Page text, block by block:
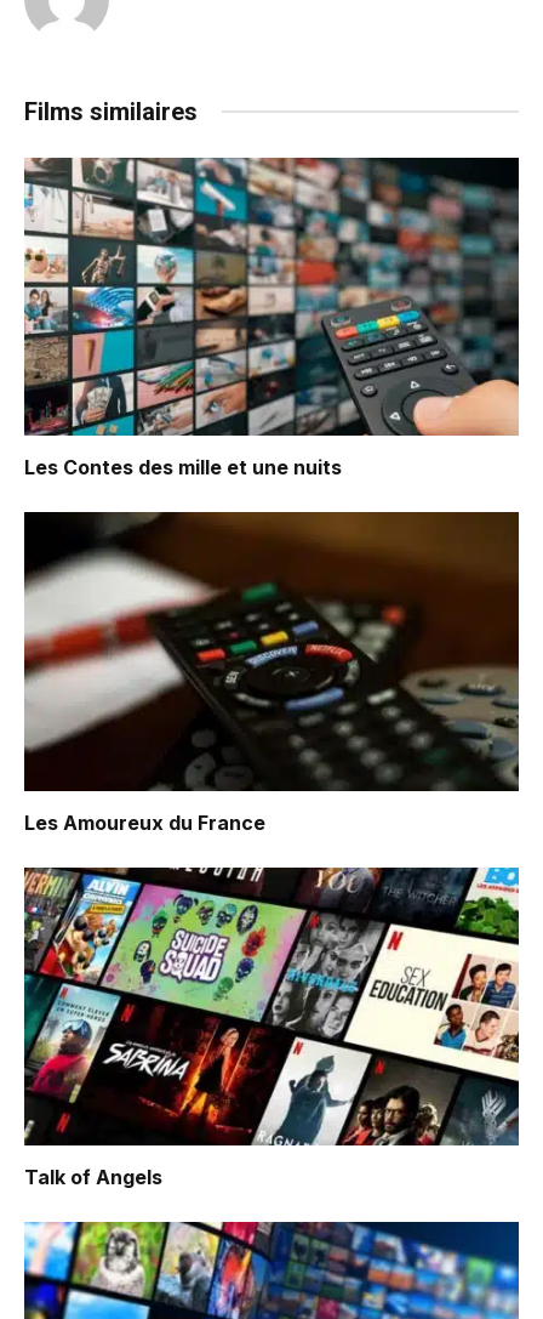
Films similaires
Les Contes des mille et une nuits
Les Amoureux du France
Talk of Angels